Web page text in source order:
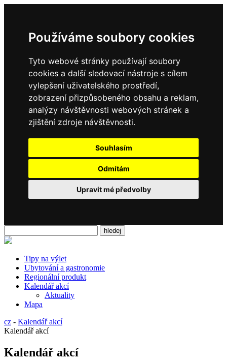
Používáme soubory cookies
Tyto webové stránky používají soubory
cookies a další sledovací nástroje s cílem
vylepšení uživatelského prostředí,
zobrazení přizpůsobeného obsahu a reklam,
analýzy návštěvnosti webových stránek a
zjištění zdroje návštěvnosti.
Souhlasím
Odmítám
Upravit mé předvolby
Tipy na výlet
Ubytování a gastronomie
Regionální produkt
Kalendář akcí
Aktuality
Mapa
cz - Kalendář akcí
Kalendář akcí
Kalendář akcí